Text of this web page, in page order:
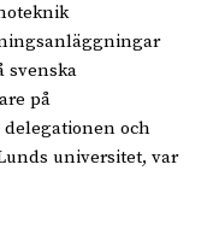
svenska
på
och
universitet, var